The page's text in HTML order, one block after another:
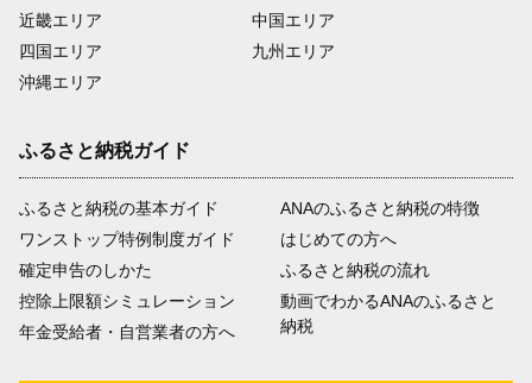
近畿エリア
四国エリア
沖縄エリア
中国エリア
九州エリア
ふるさと納税ガイド
ふるさと納税の基本ガイド
ワンストップ特例制度ガイド
確定申告のしかた
控除上限額シミュレーション
年金受給者・自営業者の方へ
ANAのふるさと納税の特徴
はじめての方へ
ふるさと納税の流れ
動画でわかるANAのふるさと
納税